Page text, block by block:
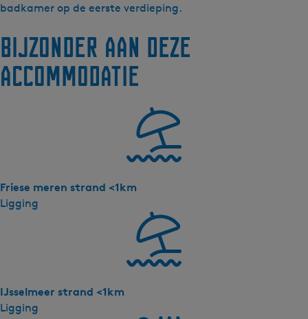
badkamer op de eerste verdieping.
Bijzonder aan deze
accommodatie
Ligging
Friese meren strand <1km
Ligging
IJsselmeer strand <1km
t
M
a
k
k
a
l